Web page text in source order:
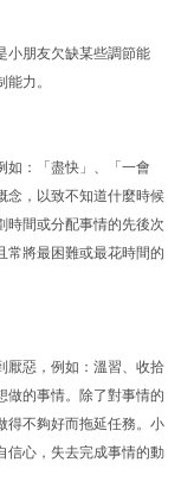
小朋友欠缺某些調節能
力。
如：「盡快」、「一會
念，以致不知道什麼時候
時間或分配事情的先後次
常將最困難或最花時間的
厭惡，例如：溫習、收拾
做的事情。除了對事情的
得不夠好而拖延任務。小
信心，失去完成事情的動